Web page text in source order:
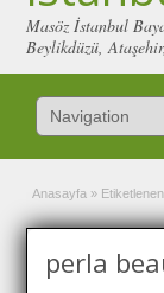
Masöz İstanbul
Beylikdüzü,
Anasayfa »
perla